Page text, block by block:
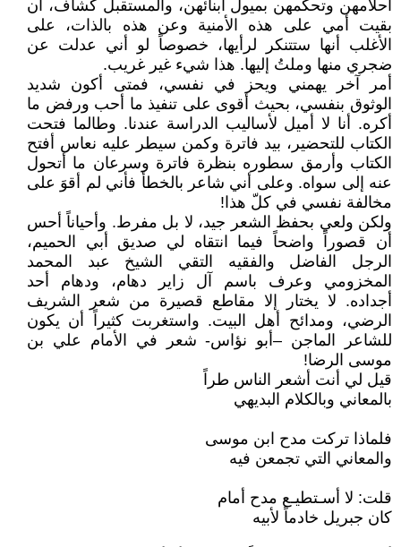
أحلامهن وتحكمهن بميول أبنائهن، والمستقبل كشاف، ان
بقيت أمي على هذه الأمنية وعن هذه بالذات، على
الأغلب أنها ستتنكر لرأيها، خصوصاً لو أني عدلت عن
ضجري منها وملتُ إليها. هذا شيء غير غريب.
أمر آخر يهمني ويحز في نفسي، فمتى أكون شديد
الوثوق بنفسي، بحيث أقوى على تنفيذ ما أحب ورفض ما
أكره. أنا لا أميل لأساليب الدراسة عندنا. وطالما فتحت
الكتاب للتحضير، بيد فاترة وكمن سيطر عليه نعاس أفتح
الكتاب وأرمق سطوره بنظرة فاترة وسرعان ما أتحول
عنه إلى سواه. وعلى أني شاعر بالخطأ فأني لم أقوَ على
مخالفة نفسي في كلّ هذا!
ولكن ولعي بحفظ الشعر جيد، لا بل مفرط. وأحياناً أحس
أن قصوراً واضحاً فيما انتقاه لي صديق أبي الحميم،
الرجل الفاضل والفقيه التقي الشيخ عبد المحمد
المخزومي وعرف باسم آل زاير دهام، ودهام أحد
أجداده. لا يختار إلا مقاطع قصيرة من شعر الشريف
الرضي، ومدائح أهل البيت. واستغربت كثيراً أن يكون
للشاعر الماجن –أبو نؤاس- شعر في الأمام علي بن
موسى الرضا!
قيل لي أنت أشعر الناس طراً
بالمعاني وبالكلام البديهي
فلماذا تركت مدح ابن موسى
والمعاني التي تجمعن فيه
قلت: لا أسـتطيـع مدح أمام
كان جبريل خادماً لأبيه